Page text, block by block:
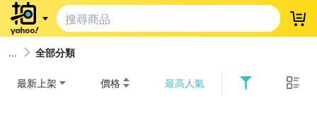
登
全部分類
最新上架 價格 最高人氣